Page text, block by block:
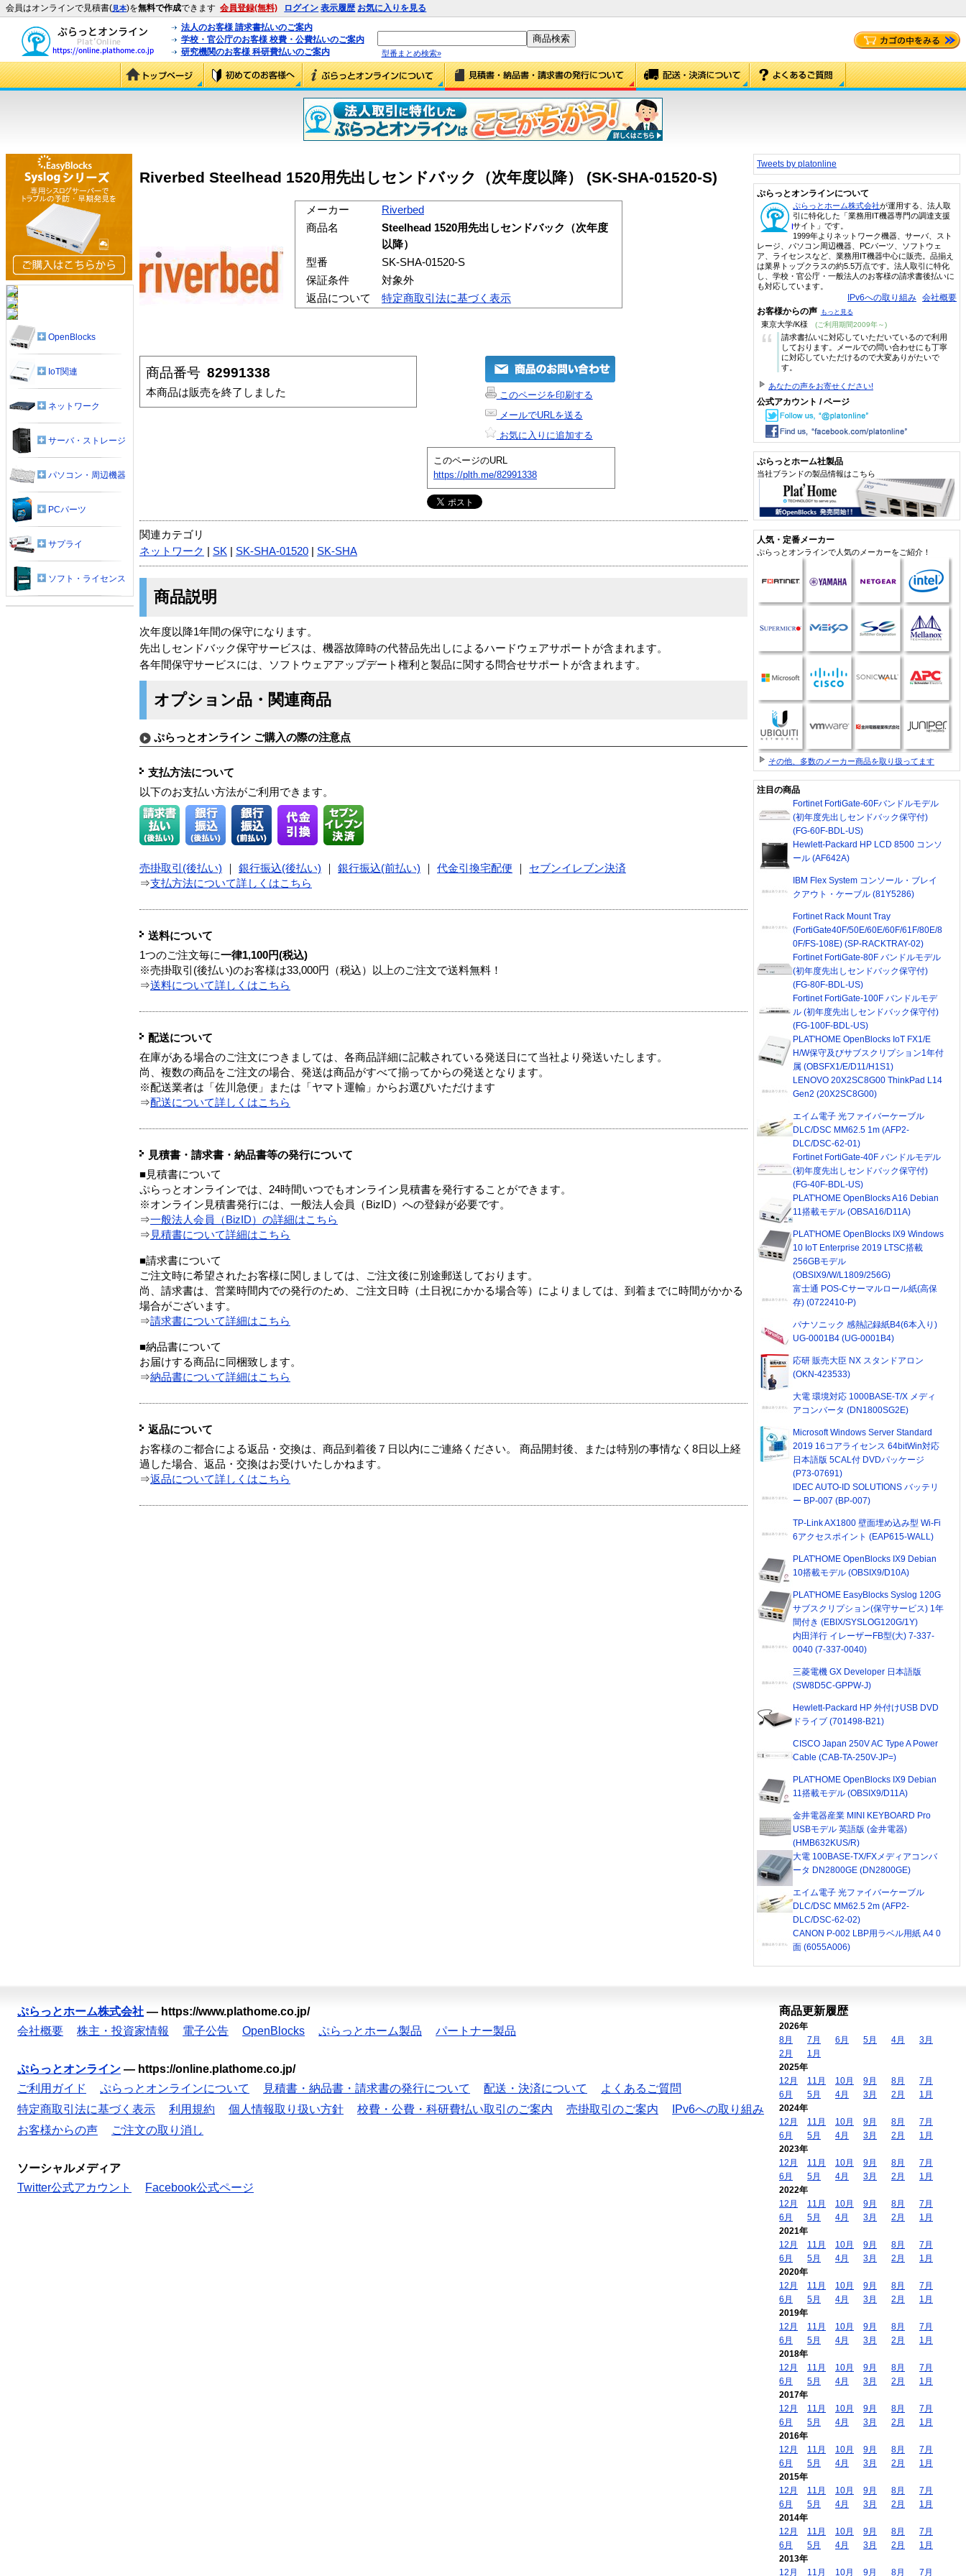
会員はオンラインで見積書(見本)を無料で作成できます 会員登録(無料) ログイン 表示履歴 お気に入りを見る
法人のお客様 請求書払いのご案内
学校・官公庁のお客様 校費・公費払いのご案内
研究機関のお客様 科研費払いのご案内
型番まとめ検索»
Riverbed Steelhead 1520用先出しセンドバック（次年度以降） (SK-SHA-01520-S)
メーカー
Riverbed
商品名
Steelhead 1520用先出しセンドバック（次年度
以降）
型番
SK-SHA-01520-S
保証条件
対象外
返品について
特定商取引法に基づく表示
商品番号 82991338
本商品は販売を終了しました
このページを印刷する
メールでURLを送る
お気に入りに追加する
このページのURL
https://plth.me/82991338
関連カテゴリ
ネットワーク
SK SK-SHA-01520 SK-SHA
商品説明
次年度以降1年間の保守になります。
先出しセンドバック保守サービスは、機器故障時の代替品先出しによるハードウェアサポートが含まれます。
各年間保守サービスには、ソフトウェアアップデート権利と製品に関する問合せサポートが含まれます。
オプション品・関連商品
ぷらっとオンライン ご購入の際の注意点
支払方法について
以下のお支払い方法がご利用できます。
売掛取引(後払い) 銀行振込(後払い) 銀行振込(前払い) 代金引換宅配便
セブンイレブン決済
⇒支払方法について詳しくはこちら
送料について
1つのご注文毎に一律1,100円(税込)
※売掛取引(後払い)のお客様は33,000円（税込）以上のご注文で送料無料！
⇒送料について詳しくはこちら
配送について
在庫がある場合のご注文につきましては、各商品詳細に記載されている発送日にて当社より発送いたします。
尚、複数の商品をご注文の場合、発送は商品がすべて揃ってからの発送となります。
※配送業者は「佐川急便」または「ヤマト運輸」からお選びいただけます
⇒配送について詳しくはこちら
見積書・請求書・納品書等の発行について
■見積書について
ぷらっとオンラインでは、24時間いつでもオンライン見積書を発行することができます。
※オンライン見積書発行には、一般法人会員（BizID）への登録が必要です。
⇒一般法人会員（BizID）の詳細はこちら
⇒ 見積書について詳細はこちら
■請求書について
ご注文時に希望されたお客様に関しましては、ご注文後に別途郵送しております。
尚、請求書は、営業時間内での発行のため、ご注文日時（土日祝にかかる場合等）によりましては、到着までに時間がかかる
場合がございます。
⇒請求書について詳細はこちら
■納品書について
お届けする商品に同梱致します。
⇒納品書について詳細はこちら
返品について
お客様のご都合による返品・交換は、商品到着後７日以内にご連絡ください。 商品開封後、または特別の事情なく8日以上経
過した場合、返品・交換はお受けいたしかねます。
⇒返品について詳しくはこちら
OpenBlocks
IoT関連
ネットワーク
サーバ・ストレージ
パソコン・周辺機器
PCパーツ
サプライ
ソフト・ライセンス
Tweets by platonline
ぷらっとオンラインについて
ぷらっとホーム株式会社が運用する、法人取
引に特化した「業務用IT機器専門の調達支援
サイト」です。
1999年よりネットワーク機器、サーバ、スト
レージ、パソコン周辺機器、PCパーツ、ソフトウェ
ア、ライセンスなど、業務用IT機器中心に販売。品揃え
は業界トップクラスの約5.5万点です。法人取引に特化
し、学校・官公庁・一般法人のお客様の請求書後払いに
も対応しています。
IPv6への取り組み 会社概要
お客様からの声 もっと見る
東京大学/K様 (ご利用期間2009年～)
“
請求書払いに対応していただいているので利用
しております。メールでの問い合わせにも丁寧
に対応していただけるので大変ありがたいで
す。
あなたの声をお寄せください!
公式アカウント / ページ
ぷらっとホーム社製品
当社ブランドの製品情報はこちら
人気・定番メーカー
ぷらっとオンラインで人気のメーカーをご紹介！
その他、多数のメーカー商品を取り扱ってます
注目の商品
Fortinet FortiGate-60Fバンドルモデル
(初年度先出しセンドバック保守付)
(FG-60F-BDL-US)
Hewlett-Packard HP LCD 8500 コンソ
ール (AF642A)
IBM Flex System コンソール・ブレイ
クアウト・ケーブル (81Y5286)
Fortinet Rack Mount Tray
(FortiGate40F/50E/60E/60F/61F/80E/8
0F/FS-108E) (SP-RACKTRAY-02)
Fortinet FortiGate-80F バンドルモデル
(初年度先出しセンドバック保守付)
(FG-80F-BDL-US)
Fortinet FortiGate-100F バンドルモデ
ル (初年度先出しセンドバック保守付)
(FG-100F-BDL-US)
PLAT'HOME OpenBlocks IoT FX1/E
H/W保守及びサブスクリプション1年付
属 (OBSFX1/E/D11/H1S1)
LENOVO 20X2SC8G00 ThinkPad L14
Gen2 (20X2SC8G00)
エイム電子 光ファイバーケーブル
DLC/DSC MM62.5 1m (AFP2-
DLC/DSC-62-01)
Fortinet FortiGate-40F バンドルモデル
(初年度先出しセンドバック保守付)
(FG-40F-BDL-US)
PLAT'HOME OpenBlocks A16 Debian
11搭載モデル (OBSA16/D11A)
PLAT'HOME OpenBlocks IX9 Windows
10 IoT Enterprise 2019 LTSC搭載
256GBモデル
(OBSIX9/W/L1809/256G)
富士通 POS-Cサーマルロール紙(高保
存) (0722410-P)
パナソニック 感熱記録紙B4(6本入り)
UG-0001B4 (UG-0001B4)
応研 販売大臣 NX スタンドアロン
(OKN-423533)
大電 環境対応 1000BASE-T/X メディ
アコンバータ (DN1800SG2E)
Microsoft Windows Server Standard
2019 16コアライセンス 64bitWin対応
日本語版 5CAL付 DVDパッケージ
(P73-07691)
IDEC AUTO-ID SOLUTIONS バッテリ
ー BP-007 (BP-007)
TP-Link AX1800 壁面埋め込み型 Wi-Fi
6アクセスポイント (EAP615-WALL)
PLAT'HOME OpenBlocks IX9 Debian
10搭載モデル (OBSIX9/D10A)
PLAT'HOME EasyBlocks Syslog 120G
サブスクリプション(保守サービス) 1年
間付き (EBIX/SYSLOG120G/1Y)
内田洋行 イレーザーFB型(大) 7-337-
0040 (7-337-0040)
三菱電機 GX Developer 日本語版
(SW8D5C-GPPW-J)
Hewlett-Packard HP 外付けUSB DVD
ドライブ (701498-B21)
CISCO Japan 250V AC Type A Power
Cable (CAB-TA-250V-JP=)
PLAT'HOME OpenBlocks IX9 Debian
11搭載モデル (OBSIX9/D11A)
金井電器産業 MINI KEYBOARD Pro
USBモデル 英語版 (金井電器)
(HMB632KUS/R)
大電 100BASE-TX/FXメディアコンバ
ータ DN2800GE (DN2800GE)
エイム電子 光ファイバーケーブル
DLC/DSC MM62.5 2m (AFP2-
DLC/DSC-62-02)
CANON P-002 LBP用ラベル用紙 A4 0
面 (6055A006)
ぷらっとホーム株式会社 — https://www.plathome.co.jp/
会社概要
株主・投資家情報 電子公告 OpenBlocks ぷらっとホーム製品 パートナー製品
ぷらっとオンライン — https://online.plathome.co.jp/
ご利用ガイド
ぷらっとオンラインについて 見積書・納品書・請求書の発行について 配送・決済について
よくあるご質問
特定商取引法に基づく表示
利用規約 個人情報取り扱い方針 校費・公費・科研費払い取引のご案内 売掛取引のご案内
IPv6への取り組み
お客様からの声
ご注文の取り消し
ソーシャルメディア
Twitter公式アカウント
Facebook公式ページ
商品更新履歴
2026年
8月
7月 6月 5月 4月
3月
2月
1月
2025年
12月
11月 10月 9月 8月
7月
6月
5月 4月 3月 2月
1月
2024年
12月
11月 10月 9月 8月
7月
6月
5月 4月 3月 2月
1月
2023年
12月
11月 10月 9月 8月
7月
6月
5月 4月 3月 2月
1月
2022年
12月
11月 10月 9月 8月
7月
6月
5月 4月 3月 2月
1月
2021年
12月
11月 10月 9月 8月
7月
6月
5月 4月 3月 2月
1月
2020年
12月
11月 10月 9月 8月
7月
6月
5月 4月 3月 2月
1月
2019年
12月
11月 10月 9月 8月
7月
6月
5月 4月 3月 2月
1月
2018年
12月
11月 10月 9月 8月
7月
6月
5月 4月 3月 2月
1月
2017年
12月
11月 10月 9月 8月
7月
6月
5月 4月 3月 2月
1月
2016年
12月
11月 10月 9月 8月
7月
6月
5月 4月 3月 2月
1月
2015年
12月
11月 10月 9月 8月
7月
6月
5月 4月 3月 2月
1月
2014年
12月
11月 10月 9月 8月
7月
6月
5月 4月 3月 2月
1月
2013年
12月
11月 10月 9月 8月 7月